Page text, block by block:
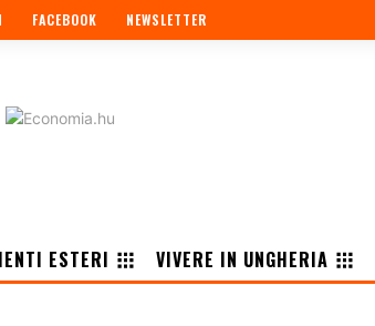
FACEBOOK NEWSLETTER
ESTERI VIVERE IN UNGHERIA